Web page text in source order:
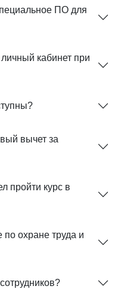
ПО для
кабинет при
вычет за
пройти курс в
охране труда и